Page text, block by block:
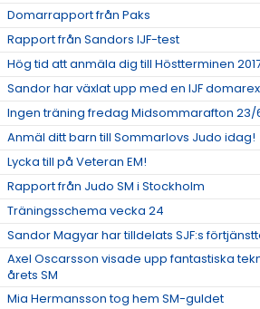
Domarrapport från Paks
Rapport från Sandors IJF-test
Hög tid att anmäla dig till Höstterminen
Sandor har växlat upp med en IJF
Ingen träning fredag Midsommarafton 23/
Anmäl ditt barn till Sommarlovs Judo idag!
Lycka till på Veteran EM!
Rapport från Judo SM i Stockholm
Träningsschema vecka 24
Sandor Magyar har tilldelats SJF:s
Axel Oscarsson visade upp fantastiska
årets SM
Mia Hermansson tog hem SM-guldet